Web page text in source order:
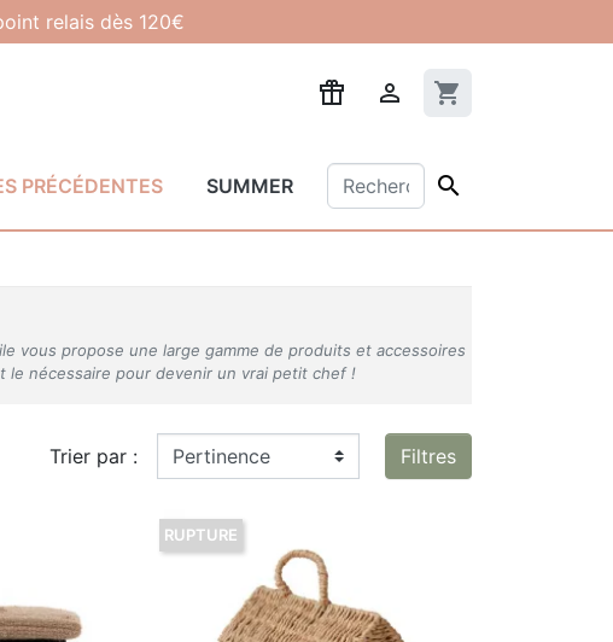
relais dès 120€
 shopping_cart
PRÉCÉDENTES SUMMER 
vous propose une large gamme de produits et accessoires
le nécessaire pour devenir un vrai petit chef !
Trier par : Filtres
RUPTURE